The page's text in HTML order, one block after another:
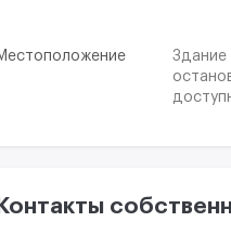
Здание
Контакты